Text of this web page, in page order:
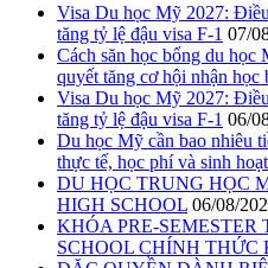
Visa Du học Mỹ 2027:
tăng tỷ lệ đậu visa F-1 07/
Cách săn học bổng du học
quyết tăng cơ hội nhận học
Visa Du học Mỹ 2027:
tăng tỷ lệ đậu visa F-1 06/
Du học Mỹ cần bao nhiêu
thực tế, học phí và sinh
DU HỌC TRUNG HỌC
HIGH SCHOOL 06/08/
KHÓA PRE-
SCHOOL CHÍNH THỨC